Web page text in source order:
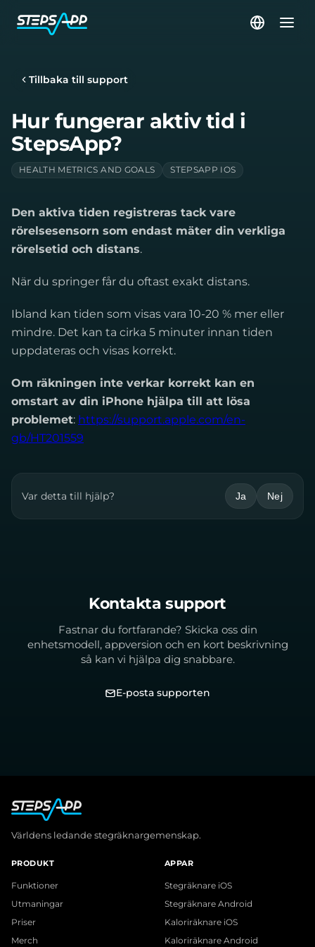
Tillbaka till support
Hur fungerar aktiv tid i
StepsApp?
HEALTH METRICS AND GOALS STEPSAPP IOS
Den aktiva tiden registreras tack vare
rörelsesensorn som endast mäter din verkliga
rörelsetid och distans.
När du springer får du oftast exakt distans.
Ibland kan tiden som visas vara 10-20 % mer eller
mindre. Det kan ta cirka 5 minuter innan tiden
uppdateras och visas korrekt.
Om räkningen inte verkar korrekt kan en
omstart av din iPhone hjälpa till att lösa
problemet: https://support.apple.com/en-
gb/HT201559
Var detta till hjälp? Ja Nej
Kontakta support
Fastnar du fortfarande? Skicka oss din
enhetsmodell, appversion och en kort beskrivning
så kan vi hjälpa dig snabbare.
E-posta supporten
Världens ledande stegräknargemenskap.
PRODUKT
Funktioner
Utmaningar
Priser
Merch
APPAR
Stegräknare iOS
Stegräknare Android
Kaloriräknare iOS
Kaloriräknare Android